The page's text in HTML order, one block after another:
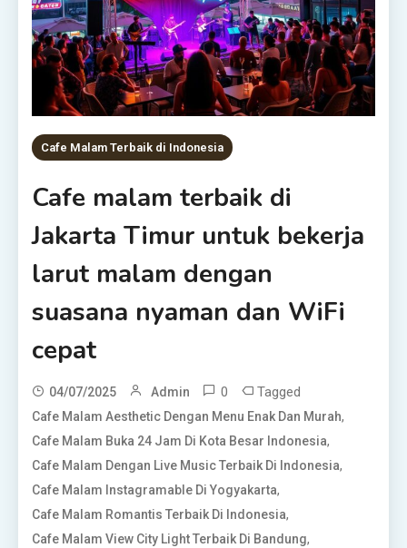
Cafe Malam Terbaik di Indonesia
Cafe malam terbaik di
Jakarta Timur untuk bekerja
larut malam dengan
suasana nyaman dan WiFi
cepat
04/07/2025 Admin 0 Tagged
Cafe Malam Aesthetic Dengan Menu Enak Dan Murah,
Cafe Malam Buka 24 Jam Di Kota Besar Indonesia,
Cafe Malam Dengan Live Music Terbaik Di Indonesia,
Cafe Malam Instagramable Di Yogyakarta,
Cafe Malam Romantis Terbaik Di Indonesia,
Cafe Malam View City Light Terbaik Di Bandung,